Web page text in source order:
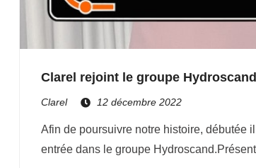
Clarel rejoint le groupe Hydroscand
Clarel 12 décembre 2022
Afin de poursuivre notre histoire, débutée
entrée dans le groupe